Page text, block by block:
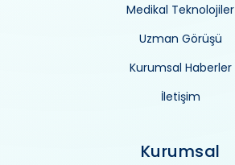
Medikal Teknolojiler
Uzman Görüşü
Kurumsal Haberler
İletişim
Kurumsal